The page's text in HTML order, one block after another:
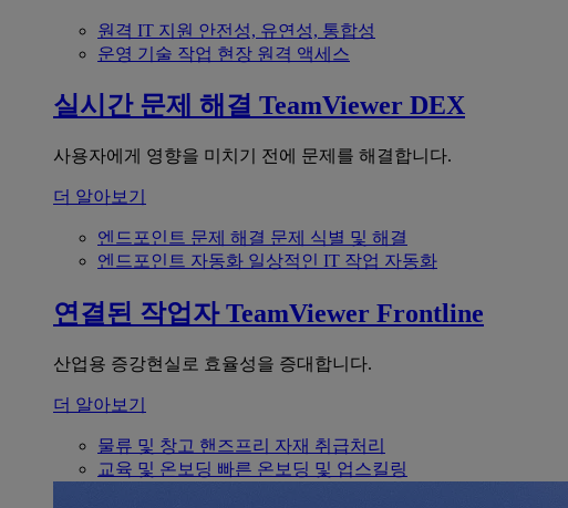
원격 IT 지원 안전성, 유연성, 통합성
운영 기술 작업 현장 원격 액세스
실시간 문제 해결 TeamViewer DEX
사용자에게 영향을 미치기 전에 문제를 해결합니다.
더 알아보기
엔드포인트 문제 해결 문제 식별 및 해결
엔드포인트 자동화 일상적인 IT 작업 자동화
연결된 작업자 TeamViewer Frontline
산업용 증강현실로 효율성을 증대합니다.
더 알아보기
물류 및 창고 핸즈프리 자재 취급처리
교육 및 온보딩 빠른 온보딩 및 업스킬링